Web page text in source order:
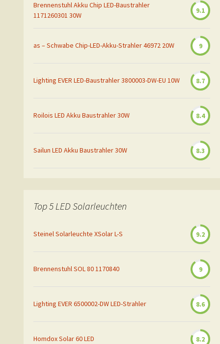
Brennenstuhl Akku Chip LED-Baustrahler
1171260301 30W
9.1
as – Schwabe Chip-LED-Akku-Strahler 46972 20W 9
Lighting EVER LED-Baustrahler 3800003-DW-EU 10W 8.7
Roilois LED Akku Baustrahler 30W 8.4
Sailun LED Akku Baustrahler 30W 8.3
Top 5 LED Solarleuchten
Steinel Solarleuchte XSolar L-S 9.2
Brennenstuhl SOL 80 1170840 9
Lighting EVER 6500002-DW LED-Strahler 8.6
Homdox Solar 60 LED 8.2